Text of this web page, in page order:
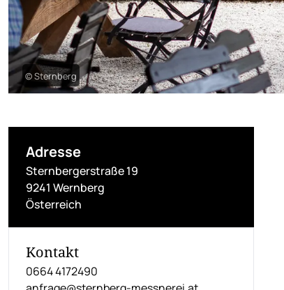
© Sternberg
Adresse
Sternbergerstraße 19
9241 Wernberg
Österreich
Kontakt
0664 4172490